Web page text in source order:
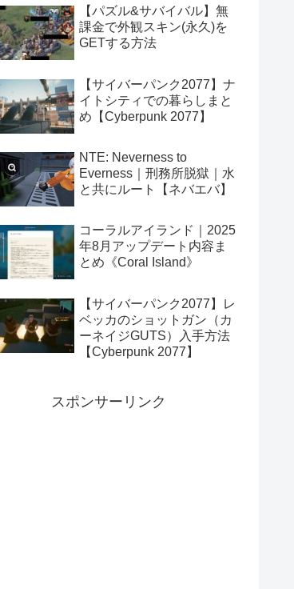
【パズル&サバイバル】無
課金で外観スキン(永久)を
GETする方法
【サイバーパンク2077】ナ
イトシティでの暮らしまと
め【Cyberpunk 2077】
NTE: Neverness to
Everness｜刑務所脱獄｜水
と共にルート【ネバエバ】
コーラルアイランド｜2025
年8月アップデート内容ま
とめ《Coral Island》
【サイバーパンク2077】レ
ベッカのショットガン（カ
ーネイジGUTS）入手方法
【Cyberpunk 2077】
スポンサーリンク